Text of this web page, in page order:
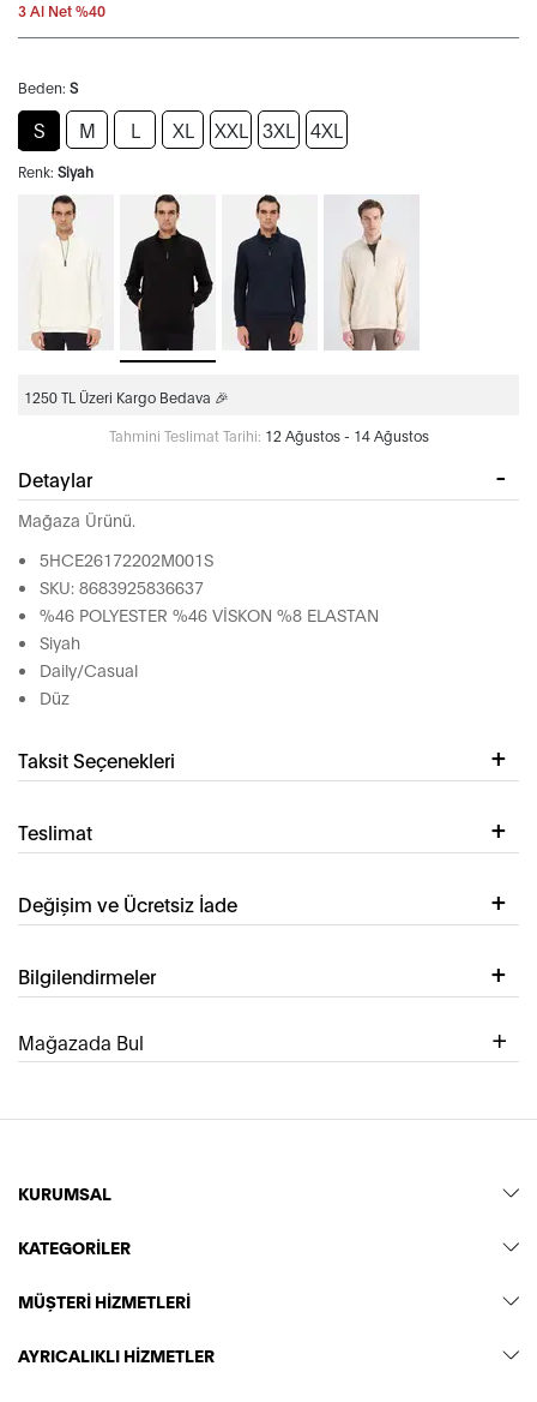
3 Al Net %40
Beden: S
S M L XL XXL 3XL 4XL
Renk: Siyah
1250 TL Üzeri Kargo Bedava 🎉
Tahmini Teslimat Tarihi: 12 Ağustos - 14 Ağustos
Detaylar
Mağaza Ürünü.
5HCE26172202M001S
SKU: 8683925836637
%46 POLYESTER %46 VİSKON %8 ELASTAN
Siyah
Daily/Casual
Düz
Taksit Seçenekleri
Teslimat
Değişim ve Ücretsiz İade
Bilgilendirmeler
Mağazada Bul
KURUMSAL
KATEGORİLER
MÜŞTERİ HİZMETLERİ
AYRICALIKLI HİZMETLER